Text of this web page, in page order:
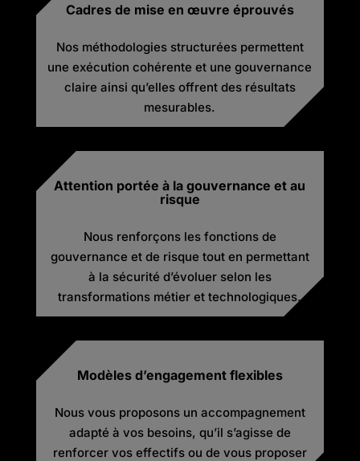
Cadres de mise en œuvre éprouvés
Nos méthodologies structurées permettent
une exécution cohérente et une gouvernance
claire ainsi qu’elles offrent des résultats
mesurables.
Attention portée à la gouvernance et au
risque
Nous renforçons les fonctions de
gouvernance et de risque tout en permettant
à la sécurité d’évoluer selon les
transformations métier et technologiques.
Modèles d’engagement flexibles
Nous vous proposons un accompagnement
adapté à vos besoins, qu’il s’agisse de
renforcer vos effectifs ou de vous proposer